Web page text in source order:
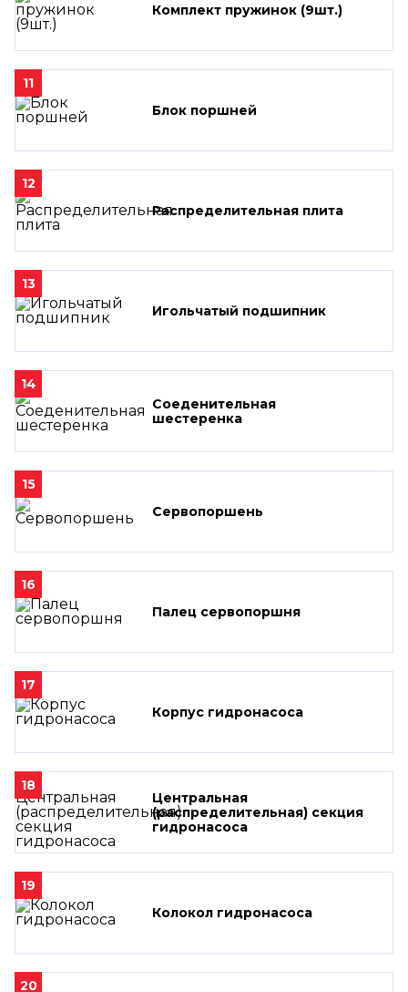
Комплект пружинок (9шт.)
11
Блок поршней
12
Распределительная плита
13
Игольчатый подшипник
14
Соеденительная
шестеренка
15
Сервопоршень
16
Палец сервопоршня
17
Корпус гидронасоса
18
Центральная
(распределительная) секция
гидронасоса
19
Колокол гидронасоса
20